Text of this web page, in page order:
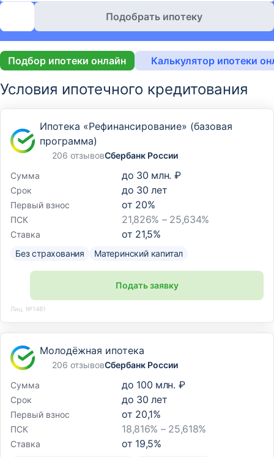
Подобрать ипотеку
Подбор ипотеки онлайн Калькулятор ипотеки
Условия ипотечного кредитования
Ипотека «Рефинансирование» (базовая
программа)
206 отзывовСбербанк России
Сумма
до 30 млн. ₽
Срок до 30 лет
Первый взнос от 20%
ПСК 21,826% – 25,634%
Ставка от 21,5%
Без страхования Материнский капитал
Подать заявку
Лиц. №1481
Молодёжная ипотека
206 отзывовСбербанк России
Сумма
до 100 млн. ₽
Срок до 30 лет
Первый взнос от 20,1%
ПСК 18,816% – 25,618%
Ставка от 19,5%